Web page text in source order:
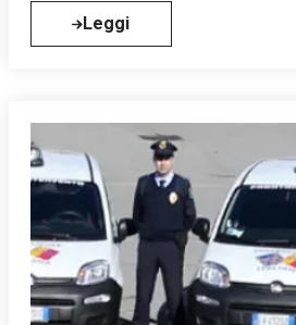
Leggi